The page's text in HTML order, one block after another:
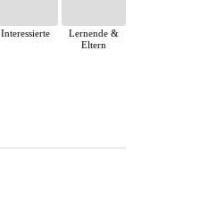
Interessierte
Lernende &
Eltern